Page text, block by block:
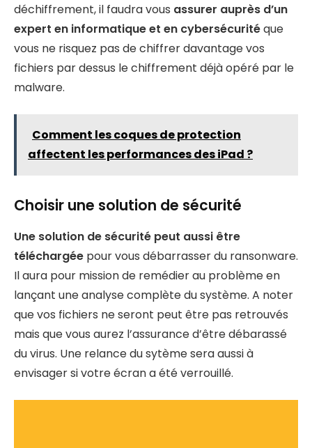
déchiffrement, il faudra vous assurer auprès d’un
expert en informatique et en cybersécuritéque
vous ne risquez pas de chiffrer davantage vos
fichiers par dessus le chiffrement déjà opéré par le
malware.
Comment les coques de protection
affectent les performances des iPad ?
Choisir une solution de sécurité
Une solution de sécurité peut aussi être
téléchargée pour vous débarrasser du ransonware.
Il aura pour mission de remédier au problème en
lançant une analyse complète du système. A noter
que vos fichiers ne seront peut être pas retrouvés
mais que vous aurez l’assurance d’être débarassé
du virus. Une relance du sytème sera aussi à
envisager si votre écran a été verrouillé.